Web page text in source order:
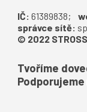
IČ: 61389838;
správce sítě:
© 2022 STROSS
Tvoříme